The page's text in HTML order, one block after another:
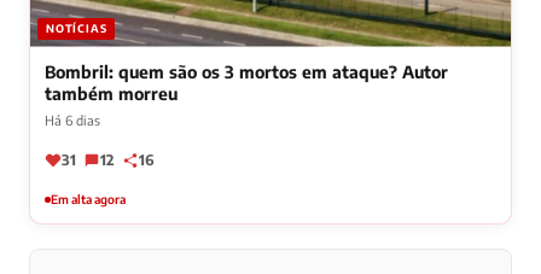
NOTÍCIAS
Bombril: quem são os 3 mortos em ataque? Autor
também morreu
Há 6 dias
31 12 16
Em alta agora